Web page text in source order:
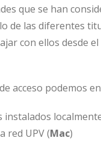
que se han
de las diferentes
con ellos desde el
acceso podemos
instalados
red UPV (Mac)